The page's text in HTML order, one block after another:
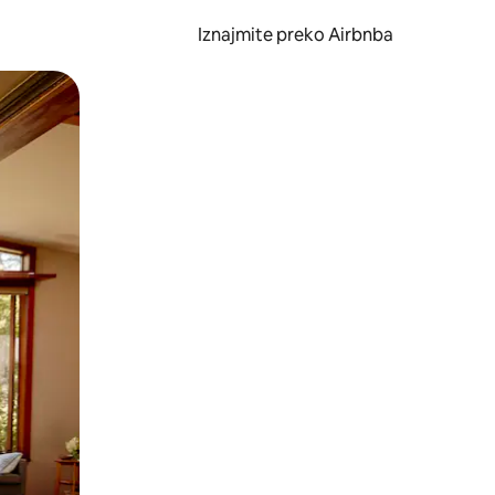
Iznajmite preko Airbnba
prstom po zaslonu.